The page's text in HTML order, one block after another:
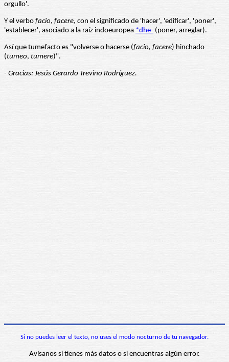
orgullo'.
Y el verbo facio, facere, con el significado de 'hacer', 'edificar', 'poner',
'establecer', asociado a la raíz indoeuropea *dhe- (poner, arreglar).
Así que tumefacto es "volverse o hacerse (facio, facere) hinchado
(tumeo, tumere)".
- Gracias: Jesús Gerardo Treviño Rodríguez.
Si no puedes leer el texto, no uses el modo nocturno de tu navegador.
Avísanos si tienes más datos o si encuentras algún error.